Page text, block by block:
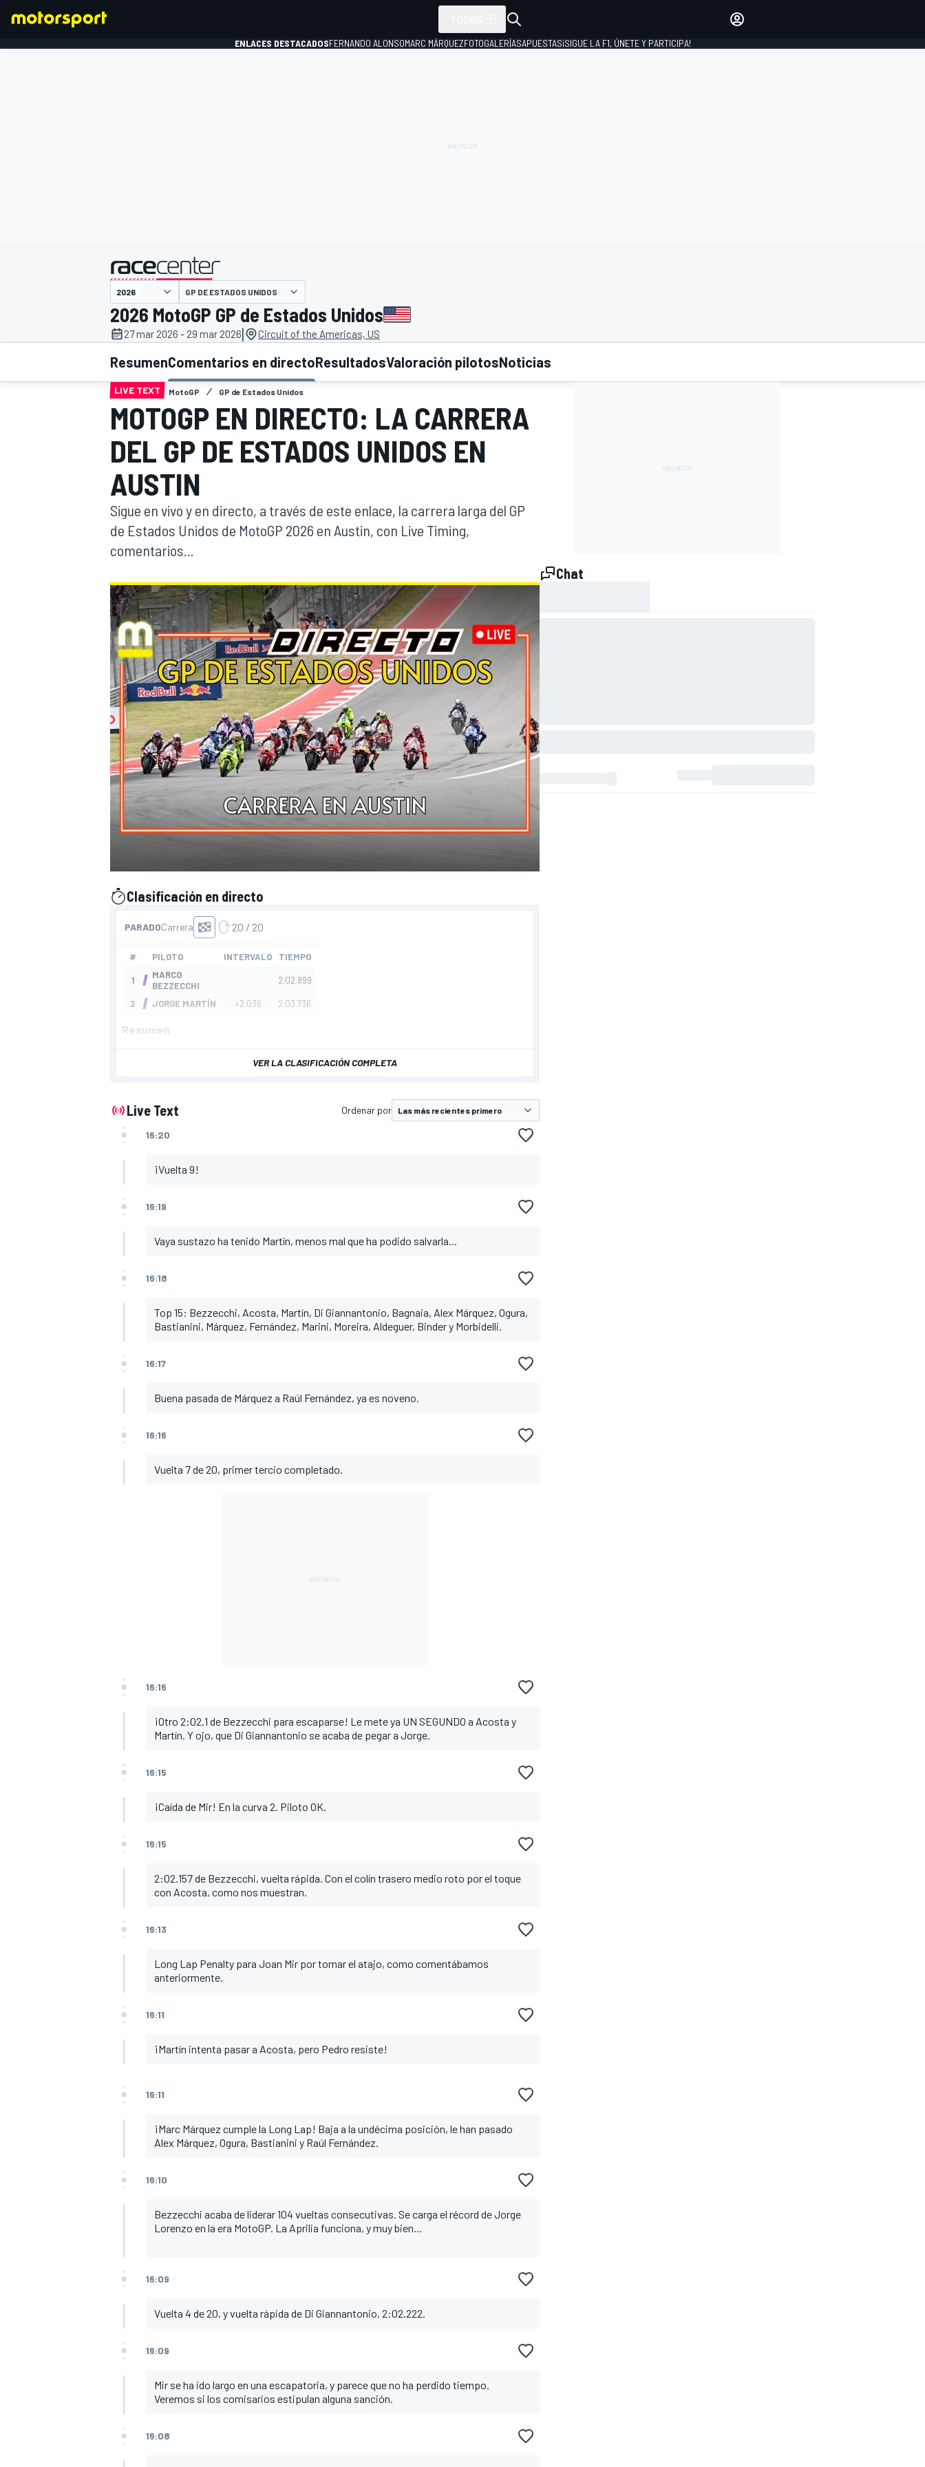
INDYCAR WRC
WEC
MÁS CATEGORÍAS
ENLACES DESTACADOSFERNANDO ALONSOMARC MÁRQUEZFOTOGALERÍASAPUESTAS¡SIGUE LA F1, ÚNETE Y PARTICIPA!
presentado por
GP DE ESTADOS UNIDOS
2026 MotoGP GP de Estados Unidos
27 mar 2026 - 29 mar 2026| Circuit of the Americas, US
ResumenComentarios en directoResultadosValoración pilotosNoticias
LIVE TEXT MotoGP GP de Estados Unidos
MOTOGP EN DIRECTO: LA CARRERA
DEL GP DE ESTADOS UNIDOS EN
AUSTIN
Sigue en vivo y en directo, a través de este enlace, la carrera larga del GP
de Estados Unidos de MotoGP 2026 en Austin, con Live Timing,
comentarios...
Clasificación en directo
presentado por
Resumen
VER LA CLASIFICACIÓN COMPLETA
Live Text Ordenar por
16:20
¡Vuelta 9!
16:19
Vaya sustazo ha tenido Martín, menos mal que ha podido salvarla...
16:18
Top 15: Bezzecchi, Acosta, Martín, Di Giannantonio, Bagnaia, Alex Márquez, Ogura,
Bastianini, Márquez, Fernández, Marini, Moreira, Aldeguer, Binder y Morbidelli.
16:17
Buena pasada de Márquez a Raúl Fernández, ya es noveno.
16:16
Vuelta 7 de 20, primer tercio completado.
16:16
¡Otro 2:02.1 de Bezzecchi para escaparse! Le mete ya UN SEGUNDO a Acosta y
Martín. Y ojo, que Di Giannantonio se acaba de pegar a Jorge.
16:15
¡Caída de Mir! En la curva 2. Piloto OK.
16:15
2:02.157 de Bezzecchi, vuelta rápida. Con el colín trasero medio roto por el toque
con Acosta, como nos muestran.
16:13
Long Lap Penalty para Joan Mir por tomar el atajo, como comentábamos
anteriormente.
16:11
¡Martín intenta pasar a Acosta, pero Pedro resiste!
16:11
¡Marc Márquez cumple la Long Lap! Baja a la undécima posición, le han pasado
Alex Márquez, Ogura, Bastianini y Raúl Fernández.
16:10
Bezzecchi acaba de liderar 104 vueltas consecutivas. Se carga el récord de Jorge
Lorenzo en la era MotoGP. La Aprilia funciona, y muy bien...
16:09
Vuelta 4 de 20, y vuelta rápida de Di Giannantonio, 2:02.222.
16:09
Mir se ha ido largo en una escapatoria, y parece que no ha perdido tiempo.
Veremos si los comisarios estipulan alguna sanción.
16:08
Chat